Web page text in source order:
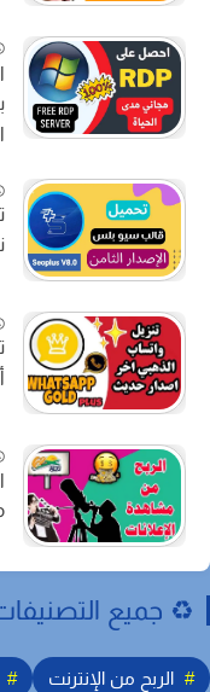
جميع التصنيفات
الربح من الإنترنت